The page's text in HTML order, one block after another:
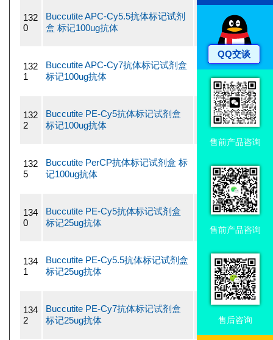
132
0
Buccutite APC-Cy5.5抗体标记试剂
盒 标记100ug抗体
7
3
9
5
132
1
Buccutite APC-Cy7抗体标记试剂盒
标记100ug抗体
2 Labe
lings
7
3
9
5
132
2
Buccutite PE-Cy5抗体标记试剂盒
标记100ug抗体
2 Labe
lings
7
3
9
132
5
Buccutite PerCP抗体标记试剂盒 标
记100ug抗体
2 Labe
lings
3
9
5
134
0
Buccutite PE-Cy5抗体标记试剂盒
标记25ug抗体
2 Labe
4
4
0
134
1
Buccutite PE-Cy5.5抗体标记试剂盒
标记25ug抗体
2 Labe
lings
4
4
2
0
134
2
Buccutite PE-Cy7抗体标记试剂盒
标记25ug抗体
2 Labe
4
4
2
QQ交谈
售前产品咨询
售前产品咨询
售后咨询